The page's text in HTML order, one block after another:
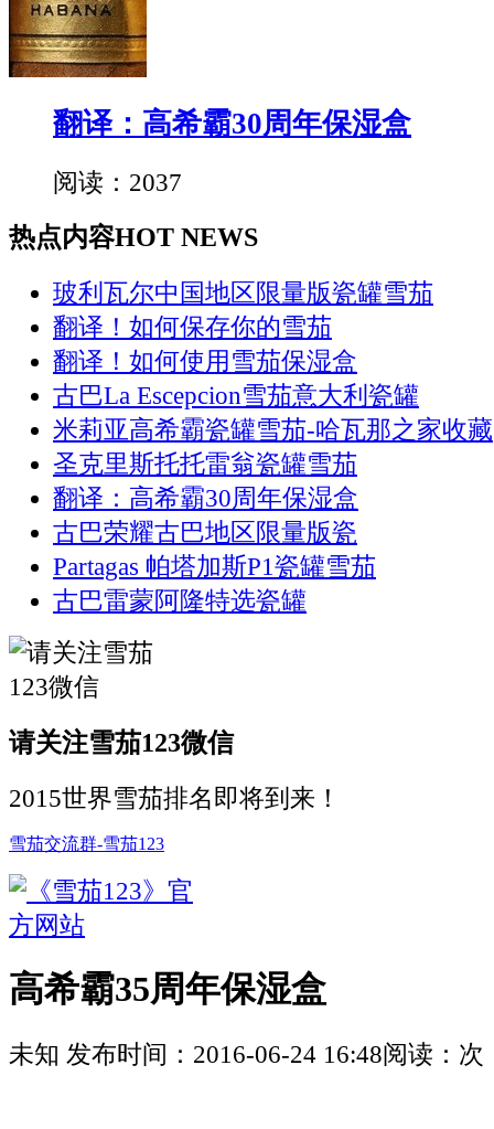
翻译：高希霸30周年保湿盒
阅读：2037
热点内容HOT NEWS
玻利瓦尔中国地区限量版瓷罐雪茄
翻译！如何保存你的雪茄
翻译！如何使用雪茄保湿盒
古巴La Escepcion雪茄意大利瓷罐
米莉亚高希霸瓷罐雪茄-哈瓦那之家收藏
圣克里斯托托雷翁瓷罐雪茄
翻译：高希霸30周年保湿盒
古巴荣耀古巴地区限量版瓷
Partagas 帕塔加斯P1瓷罐雪茄
古巴雷蒙阿隆特选瓷罐
请关注雪茄123微信
2015世界雪茄排名即将到来！
雪茄交流群-雪茄123
高希霸35周年保湿盒
未知 发布时间： 2016-06-24 16:48阅读： 次